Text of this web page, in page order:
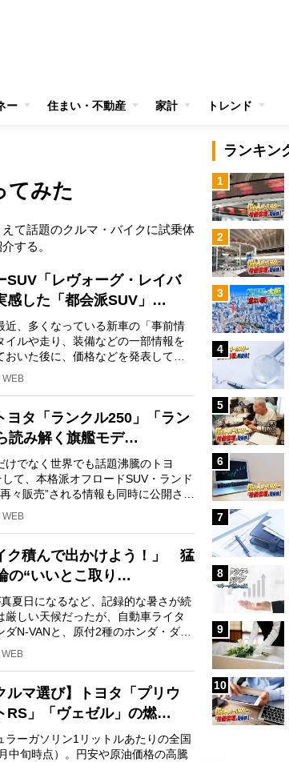
ー 住まい・不動産 家計 トレンド
てみた
て話題のクルマ・バイクに試乗体
する。
SUV「レヴォーグ・レイバ
した「都会派SUV」…
、多くなっている新車の「事前情
ルや走り、装備などの一部情報を
いた後に、価格などを発表して正
WEB
ヨタ「ランクル250」「ラン
読み解く旗艦モデ…
でなく世界でも話題沸騰のトヨ
て、本格派オフロードSUV・ランド
々販売”される情報も同時に公開さ
WEB
ク積んで出かけよう！」 猛
の“いいとこ取り…
夏日になるなど、記録的な暑さが続
しい天候だったが、自動車ライタ
N-VANと、原付2種のホンダ・ダッ
ルマ選び】トヨタ「プリウ
RS」「ヴェゼル」の燃…
ーガソリン1リットルあたりの全国
中旬時点）。円安や原油価格の高騰
ランキン
1
2
3
4
5
6
7
8
9
10